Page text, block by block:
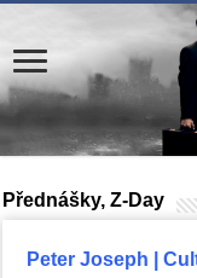
Přednášky, Z-Day
Peter Joseph |